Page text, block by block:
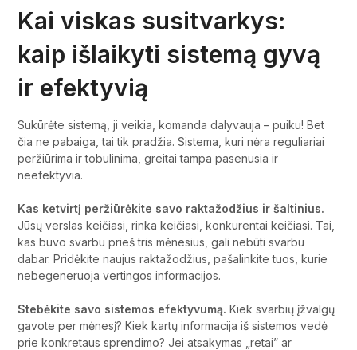
Kai viskas susitvarkys:
kaip išlaikyti sistemą gyvą
ir efektyvią
Sukūrėte sistemą, ji veikia, komanda dalyvauja – puiku! Bet
čia ne pabaiga, tai tik pradžia. Sistema, kuri nėra reguliariai
peržiūrima ir tobulinima, greitai tampa pasenusia ir
neefektyvia.
Kas ketvirtį peržiūrėkite savo raktažodžius ir šaltinius.
Jūsų verslas keičiasi, rinka keičiasi, konkurentai keičiasi. Tai,
kas buvo svarbu prieš tris mėnesius, gali nebūti svarbu
dabar. Pridėkite naujus raktažodžius, pašalinkite tuos, kurie
nebegeneruoja vertingos informacijos.
Stebėkite savo sistemos efektyvumą. Kiek svarbių įžvalgų
gavote per mėnesį? Kiek kartų informacija iš sistemos vedė
prie konkretaus sprendimo? Jei atsakymas „retai” ar